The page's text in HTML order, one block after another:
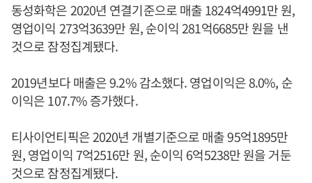
동성화학은 2020년 연결기준으로 매출 1824억4991만 원,
영업이익 273억3639만 원, 순이익 281억6685만 원을 낸
것으로 잠정집계됐다.
2019년보다 매출은 9.2% 감소했다. 영업이익은 8.0%, 순
이익은 107.7% 증가했다.
티사이언티픽은 2020년 개별기준으로 매출 95억1895만
원, 영업이익 7억2516만 원, 순이익 6억5238만 원을 거둔
것으로 잠정집계됐다.